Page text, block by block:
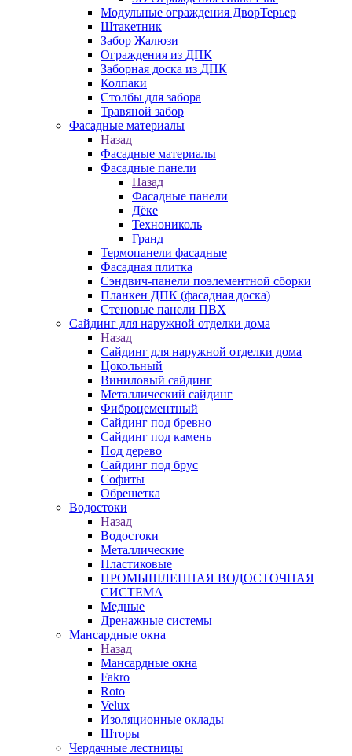
Модульные ограждения ДворТерьер
Штакетник
Забор Жалюзи
Ограждения из ДПК
Заборная доска из ДПК
Колпаки
Столбы для забора
Травяной забор
Фасадные материалы
Назад
Фасадные материалы
Фасадные панели
Назад
Фасадные панели
Дёке
Технониколь
Гранд
Термопанели фасадные
Фасадная плитка
Сэндвич-панели поэлементной сборки
Планкен ДПК (фасадная доска)
Стеновые панели ПВХ
Сайдинг для наружной отделки дома
Назад
Сайдинг для наружной отделки дома
Цокольный
Виниловый сайдинг
Металлический сайдинг
Фиброцементный
Сайдинг под бревно
Сайдинг под камень
Под дерево
Сайдинг под брус
Софиты
Обрешетка
Водостоки
Назад
Водостоки
Металлические
Пластиковые
ПРОМЫШЛЕННАЯ ВОДОСТОЧНАЯ
СИСТЕМА
Медные
Дренажные системы
Мансардные окна
Назад
Мансардные окна
Fakro
Roto
Velux
Изоляционные оклады
Шторы
Чердачные лестницы